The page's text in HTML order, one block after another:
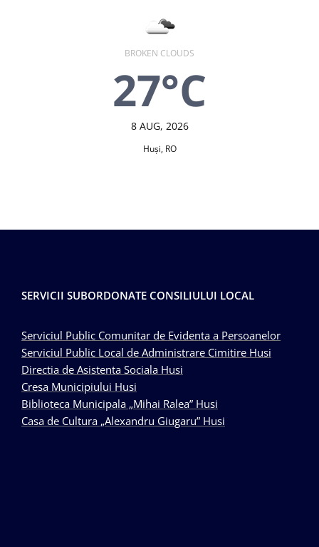
BROKEN CLOUDS
27°C
8 AUG, 2026
Huşi, RO
SERVICII SUBORDONATE CONSILIULUI LOCAL
Serviciul Public Comunitar de Evidenta a Persoanelor
Serviciul Public Local de Administrare Cimitire Husi
Directia de Asistenta Sociala Husi
Cresa Municipiului Husi
Biblioteca Municipala „Mihai Ralea” Husi
Casa de Cultura „Alexandru Giugaru” Husi